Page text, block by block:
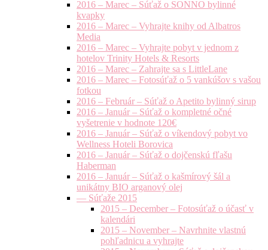
2016 – Marec – Súťaž o SONNO bylinné
kvapky
2016 – Marec – Vyhrajte knihy od Albatros
Media
2016 – Marec – Vyhrajte pobyt v jednom z
hotelov Trinity Hotels & Resorts
2016 – Marec – Zahrajte sa s LittleLane
2016 – Marec – Fotosúťaž o 5 vankúšov s vašou
fotkou
2016 – Február – Súťaž o Apetito bylinný sirup
2016 – Január – Súťaž o kompletné očné
vyšetrenie v hodnote 120€
2016 – Január – Súťaž o víkendový pobyt vo
Wellness Hoteli Borovica
2016 – Január – Súťaž o dojčenskú fľašu
Haberman
2016 – Január – Súťaž o kašmírový šál a
unikátny BIO arganový olej
— Súťaže 2015
2015 – December – Fotosúťaž o účasť v
kalendári
2015 – November – Navrhnite vlastnú
pohľadnicu a vyhrajte